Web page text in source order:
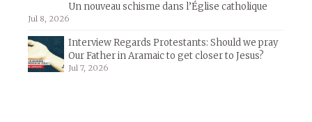
Un nouveau schisme dans l’Église catholique
Jul 8, 2026
Interview Regards Protestants: Should we pray
Our Father in Aramaic to get closer to Jesus?
Jul 7, 2026